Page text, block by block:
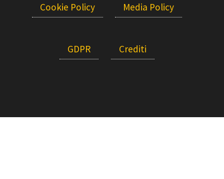
Cookie Policy Media Policy
GDPR Crediti